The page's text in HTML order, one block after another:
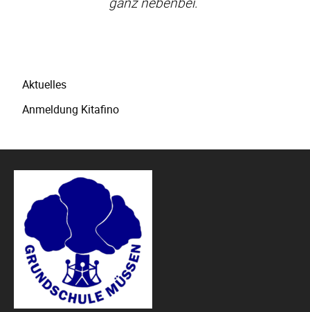
überspringen
Aktuelles
Anmeldung Kitafino